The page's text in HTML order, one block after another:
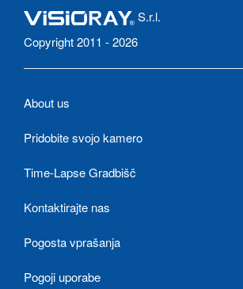
S.r.l.
Copyright 2011 - 2026
About us
Pridobite svojo kamero
Time-Lapse Gradbišč
Kontaktirajte nas
Pogosta vprašanja
Pogoji uporabe